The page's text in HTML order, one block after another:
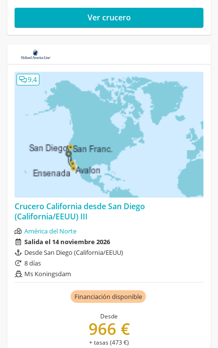
Ver crucero
9,4
Crucero California desde San Diego
(California/EEUU) III
América del Norte
Salida el 14 noviembre 2026
Desde San Diego (California/EEUU)
8 días
Ms Koningsdam
Financiación disponible
Desde
966 €
+ tasas (473 €)